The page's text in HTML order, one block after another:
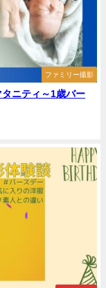
ファミリー撮影
ニティ～1歳バー